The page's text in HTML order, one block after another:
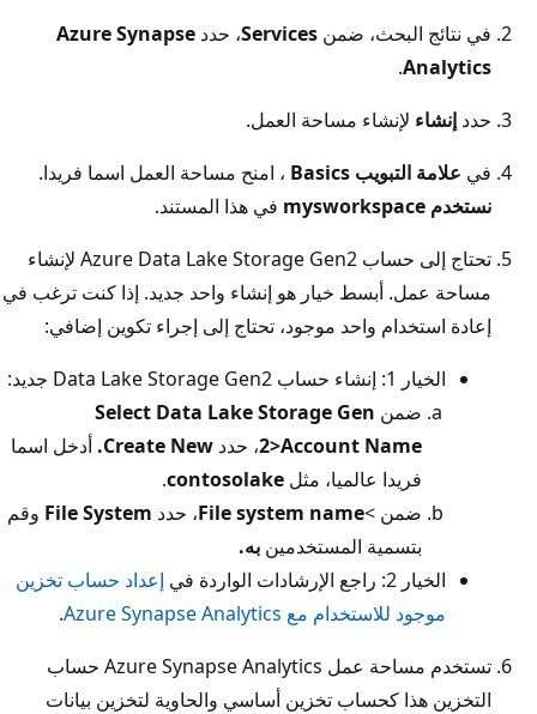
في نتائج البحث، ضمن Services، حدد Azure Synapse
Analytics
.
حدد إنشاء لإنشاء مساحة العمل.
في علامة التبويب Basics
، امنح مساحة العمل اسما فريدا.
نستخدم mysworkspace
في هذا المستند.
تحتاج إلى حساب Azure Data Lake Storage Gen2 لإنشاء
مساحة عمل. أبسط خيار هو إنشاء واحد جديد. إذا كنت ترغب في
إعادة استخدام واحد موجود، تحتاج إلى إجراء تكوين إضافي:
الخيار 1: إنشاء حساب Data Lake Storage Gen2 جديد:
ضمن Select Data Lake Storage Gen
2>Account Name ، حدد Create New. أدخل اسما
فريدا عالميا، مثل contosolake
.
ضمن >File system name، حدد File System وقم
بتسمية المستخدمين به.
الخيار 2: راجع الإرشادات الواردة في
إعداد حساب تخزين
موجود للاستخدام مع Azure Synapse Analytics
.
تستخدم مساحة عمل Azure Synapse Analytics حساب
التخزين هذا كحساب تخزين أساسي والحاوية لتخزين بيانات